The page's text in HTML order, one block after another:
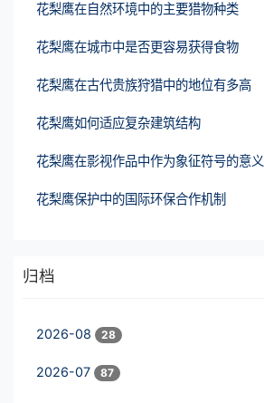
花梨鹰在自然环境中的主要猎物种类
花梨鹰在城市中是否更容易获得食物
花梨鹰在古代贵族狩猎中的地位有多高
花梨鹰如何适应复杂建筑结构
花梨鹰在影视作品中作为象征符号的意义
花梨鹰保护中的国际环保合作机制
归档
2026-08 28
2026-07 87